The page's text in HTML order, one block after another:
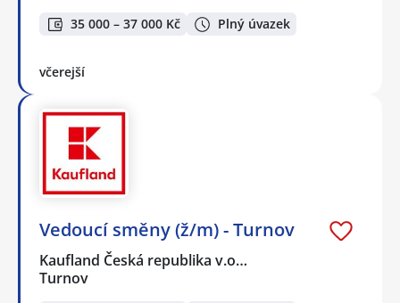
35 000 – 37 000 Kč Plný úvazek
včerejší
Vedoucí směny (ž/m) - Turnov
Kaufland Česká republika v.o…
Turnov